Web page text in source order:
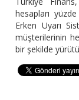
hesapları
Erken Uyarı
müşterilerinin
bir şekilde